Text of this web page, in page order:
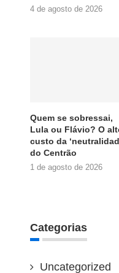
4 de agosto de 2026
Quem se sobressai,
Lula ou Flávio? O
custo da
do Centrão
1 de agosto de 2026
Categorias
Uncategorized